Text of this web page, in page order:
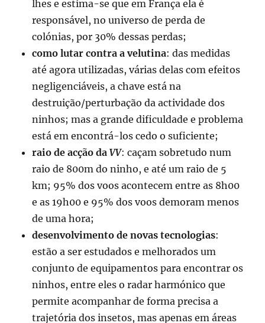
lhes e estima-se que em França ela é
responsável, no universo de perda de
colónias, por 30% dessas perdas;
como lutar contra a velutina: das medidas
até agora utilizadas, várias delas com efeitos
negligenciáveis, a chave está na
destruição/perturbação da actividade dos
ninhos; mas a grande dificuldade e problema
está em encontrá-los cedo o suficiente;
raio de acção daVV: caçam sobretudo num
raio de 800m do ninho, e até um raio de 5
km; 95% dos voos acontecem entre as 8h00
e as 19h00 e 95% dos voos demoram menos
de uma hora;
desenvolvimento de novas tecnologias:
estão a ser estudados e melhorados um
conjunto de equipamentos para encontrar os
ninhos, entre eles o radar harmónico que
permite acompanhar de forma precisa a
trajetória dos insetos, mas apenas em áreas